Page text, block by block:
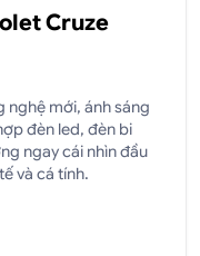
Cruze
nghệ mới, ánh sáng
đèn led, đèn bi
ngay cái nhìn đầu
và cá tính.